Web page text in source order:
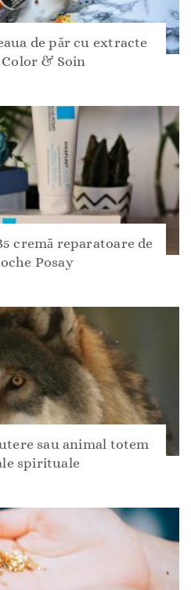
de păr cu extracte
Color & Soin
cremă reparatoare de
Posay
sau animal totem
spirituale